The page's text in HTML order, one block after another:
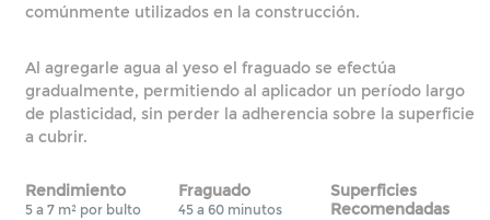
comúnmente utilizados en la construcción.
Al agregarle agua al yeso el fraguado se efectúa
gradualmente, permitiendo al aplicador un período largo
de plasticidad, sin perder la adherencia sobre la superficie
a cubrir.
Rendimiento
5 a 7 m² por bulto
Fraguado
45 a 60 minutos
Superficies
Recomendadas